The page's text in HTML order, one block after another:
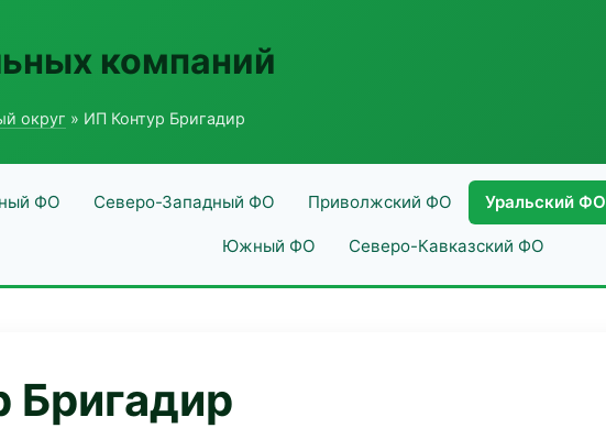
компаний
округ » ИП Контур Бригадир
ФО Северо-Западный ФО Приволжский ФО Уральский ФО
Южный ФО Северо-Кавказский ФО
Бригадир